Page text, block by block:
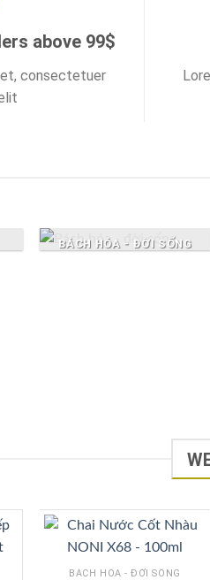
above 99$
consectetuer
BÁCH HÓA - ĐỜI SỐNG
BÁCH HÓA - ĐỜI SỐNG